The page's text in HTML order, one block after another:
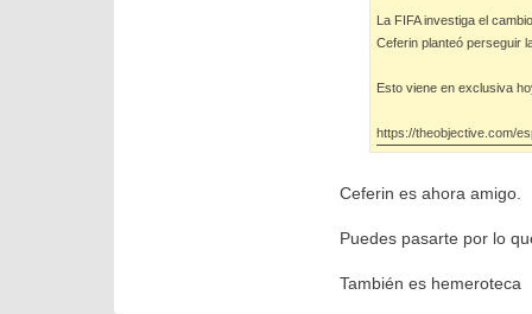
La FIFA investiga el
Ceferin planteó perseguir
Esto viene en exclusiva
https://theobjective.com/
Ceferin es ahora amigo.
Puedes pasarte por lo
También es hemeroteca